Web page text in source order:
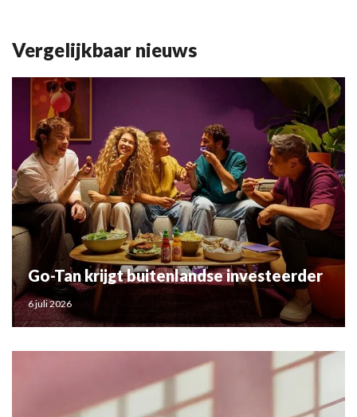
Vergelijkbaar nieuws
Go-Tan krijgt buitenlandse investeerder
6 juli 2026